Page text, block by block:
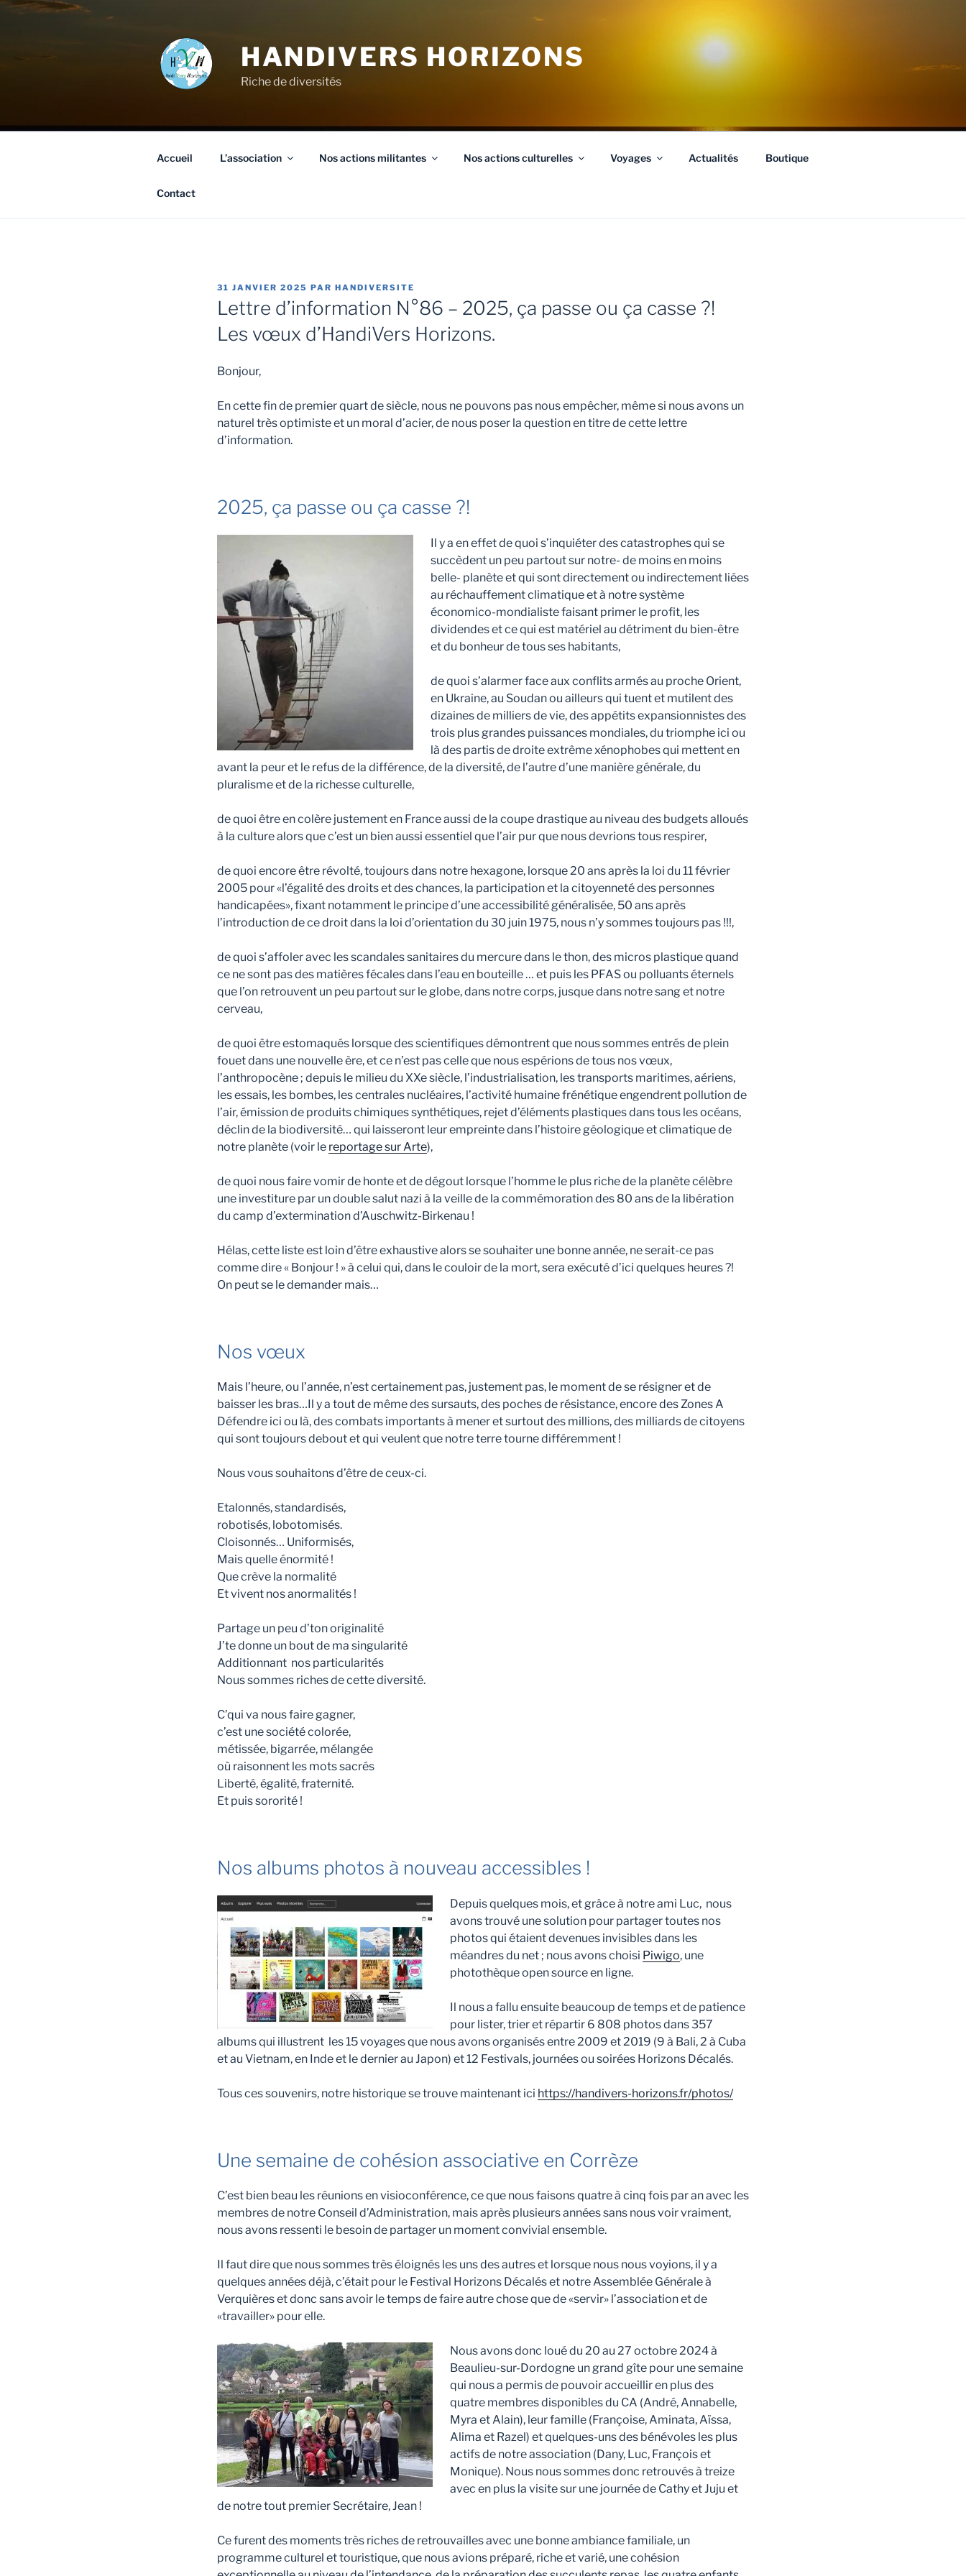
HANDIVERS HORIZONS
Riche de diversités
Accueil L’association Nos actions militantes Nos actions culturelles Voyages Actualités Boutique
Contact
31 JANVIER 2025 PAR HANDIVERSITE
Lettre d’information N°86 – 2025, ça passe ou ça casse ?!
Les vœux d’HandiVers Horizons.
Bonjour,
En cette fin de premier quart de siècle, nous ne pouvons pas nous empêcher, même si nous avons un
naturel très optimiste et un moral d’acier, de nous poser la question en titre de cette lettre
d’information.
2025, ça passe ou ça casse ?!
Il y a en effet de quoi s’inquiéter des catastrophes qui se
succèdent un peu partout sur notre- de moins en moins
belle- planète et qui sont directement ou indirectement liées
au réchauffement climatique et à notre système
économico-mondialiste faisant primer le profit, les
dividendes et ce qui est matériel au détriment du bien-être
et du bonheur de tous ses habitants,
de quoi s’alarmer face aux conflits armés au proche Orient,
en Ukraine, au Soudan ou ailleurs qui tuent et mutilent des
dizaines de milliers de vie, des appétits expansionnistes des
trois plus grandes puissances mondiales, du triomphe ici ou
là des partis de droite extrême xénophobes qui mettent en
avant la peur et le refus de la différence, de la diversité, de l’autre d’une manière générale, du
pluralisme et de la richesse culturelle,
de quoi être en colère justement en France aussi de la coupe drastique au niveau des budgets alloués
à la culture alors que c’est un bien aussi essentiel que l’air pur que nous devrions tous respirer,
de quoi encore être révolté, toujours dans notre hexagone, lorsque 20 ans après la loi du 11 février
2005 pour «l’égalité des droits et des chances, la participation et la citoyenneté des personnes
handicapées», fixant notamment le principe d’une accessibilité généralisée, 50 ans après
l’introduction de ce droit dans la loi d’orientation du 30 juin 1975, nous n’y sommes toujours pas !!!,
de quoi s’affoler avec les scandales sanitaires du mercure dans le thon, des micros plastique quand
ce ne sont pas des matières fécales dans l’eau en bouteille … et puis les PFAS ou polluants éternels
que l’on retrouvent un peu partout sur le globe, dans notre corps, jusque dans notre sang et notre
cerveau,
de quoi être estomaqués lorsque des scientifiques démontrent que nous sommes entrés de plein
fouet dans une nouvelle ère, et ce n’est pas celle que nous espérions de tous nos vœux,
l’anthropocène ; depuis le milieu du XXe siècle, l’industrialisation, les transports maritimes, aériens,
les essais, les bombes, les centrales nucléaires, l’activité humaine frénétique engendrent pollution de
l’air, émission de produits chimiques synthétiques, rejet d’éléments plastiques dans tous les océans,
déclin de la biodiversité… qui laisseront leur empreinte dans l’histoire géologique et climatique de
notre planète (voir le reportage sur Arte),
de quoi nous faire vomir de honte et de dégout lorsque l’homme le plus riche de la planète célèbre
une investiture par un double salut nazi à la veille de la commémoration des 80 ans de la libération
du camp d’extermination d’Auschwitz-Birkenau !
Hélas, cette liste est loin d’être exhaustive alors se souhaiter une bonne année, ne serait-ce pas
comme dire « Bonjour ! » à celui qui, dans le couloir de la mort, sera exécuté d’ici quelques heures ?!
On peut se le demander mais…
Nos vœux
Mais l’heure, ou l’année, n’est certainement pas, justement pas, le moment de se résigner et de
baisser les bras…Il y a tout de même des sursauts, des poches de résistance, encore des Zones A
Défendre ici ou là, des combats importants à mener et surtout des millions, des milliards de citoyens
qui sont toujours debout et qui veulent que notre terre tourne différemment !
Nous vous souhaitons d’être de ceux-ci.
Etalonnés, standardisés,
robotisés, lobotomisés.
Cloisonnés… Uniformisés,
Mais quelle énormité !
Que crève la normalité
Et vivent nos anormalités !
Partage un peu d’ton originalité
J’te donne un bout de ma singularité
Additionnant nos particularités
Nous sommes riches de cette diversité.
C’qui va nous faire gagner,
c’est une société colorée,
métissée, bigarrée, mélangée
où raisonnent les mots sacrés
Liberté, égalité, fraternité.
Et puis sororité !
Nos albums photos à nouveau accessibles !
Depuis quelques mois, et grâce à notre ami Luc, nous
avons trouvé une solution pour partager toutes nos
photos qui étaient devenues invisibles dans les
méandres du net ; nous avons choisi Piwigo, une
photothèque open source en ligne.
Il nous a fallu ensuite beaucoup de temps et de patience
pour lister, trier et répartir 6 808 photos dans 357
albums qui illustrent les 15 voyages que nous avons organisés entre 2009 et 2019 (9 à Bali, 2 à Cuba
et au Vietnam, en Inde et le dernier au Japon) et 12 Festivals, journées ou soirées Horizons Décalés.
Tous ces souvenirs, notre historique se trouve maintenant ici https://handivers-horizons.fr/photos/
Une semaine de cohésion associative en Corrèze
C’est bien beau les réunions en visioconférence, ce que nous faisons quatre à cinq fois par an avec les
membres de notre Conseil d’Administration, mais après plusieurs années sans nous voir vraiment,
nous avons ressenti le besoin de partager un moment convivial ensemble.
Il faut dire que nous sommes très éloignés les uns des autres et lorsque nous nous voyions, il y a
quelques années déjà, c’était pour le Festival Horizons Décalés et notre Assemblée Générale à
Verquières et donc sans avoir le temps de faire autre chose que de «servir» l’association et de
«travailler» pour elle.
Nous avons donc loué du 20 au 27 octobre 2024 à
Beaulieu-sur-Dordogne un grand gîte pour une semaine
qui nous a permis de pouvoir accueillir en plus des
quatre membres disponibles du CA (André, Annabelle,
Myra et Alain), leur famille (Françoise, Aminata, Aïssa,
Alima et Razel) et quelques-uns des bénévoles les plus
actifs de notre association (Dany, Luc, François et
Monique). Nous nous sommes donc retrouvés à treize
avec en plus la visite sur une journée de Cathy et Juju et
de notre tout premier Secrétaire, Jean !
Ce furent des moments très riches de retrouvailles avec une bonne ambiance familiale, un
programme culturel et touristique, que nous avions préparé, riche et varié, une cohésion